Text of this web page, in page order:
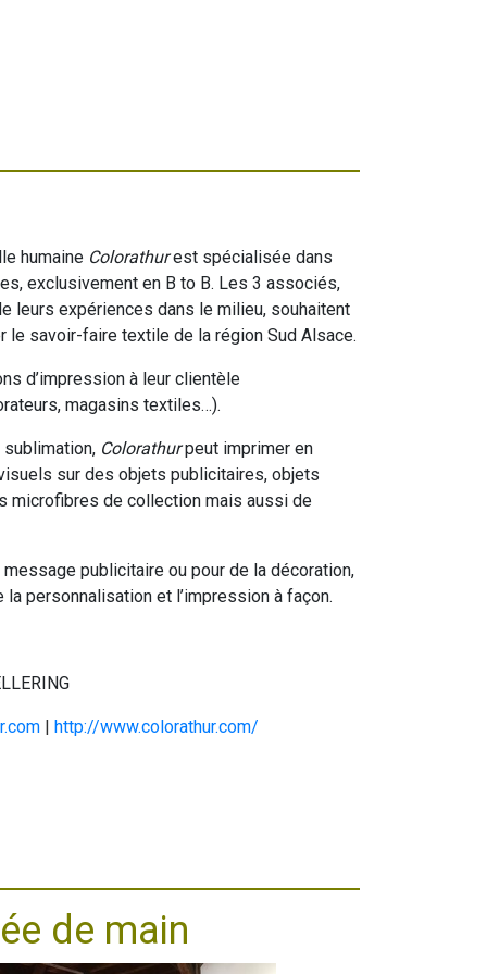
humaine Colorathurest spécialisée dans
exclusivement en B to B. Les 3 associés,
leurs expériences dans le milieu, souhaitent
le savoir-faire textile de la région Sud Alsace.
d’impression à leur clientèle
magasins textiles…).
Colorathurpeut imprimer en
sur des objets publicitaires, objets
microfibres de collection mais aussi de
publicitaire ou pour de la décoration,
personnalisation et l’impression à façon.
| http://www.colorathur.com/
de main